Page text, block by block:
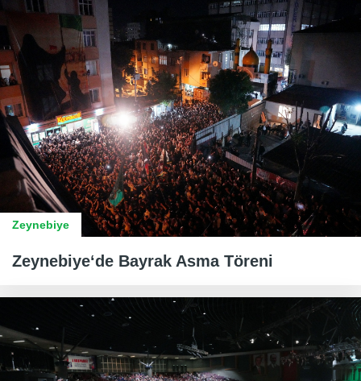
Zeynebiye
Zeynebiye‘de Bayrak Asma Töreni